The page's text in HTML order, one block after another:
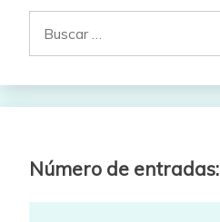
Número de entradas: